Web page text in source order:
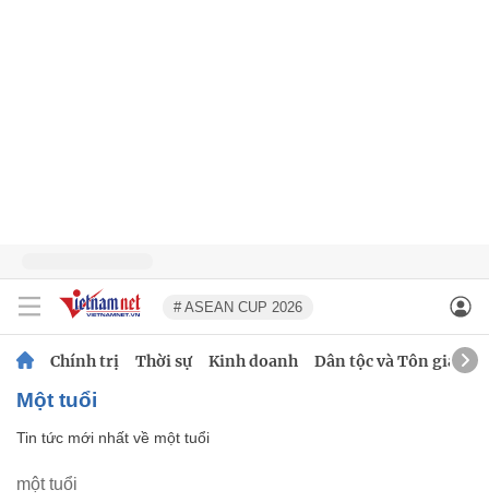
# ASEAN CUP 2026
Chính trị Thời sự Kinh doanh Dân tộc và Tôn giáo
một tuổi
Tin tức mới nhất về một tuổi
một tuổi